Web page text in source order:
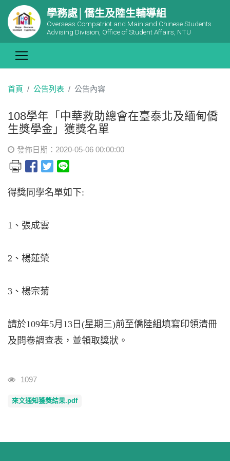
學務處│僑生及陸生輔導組
Overseas Compatriot and Mainland Chinese Students
Advising Division, Office of Student Affairs, NTU
首頁 公告列表 公告內容
108學年「中華救助總會在臺泰北及緬甸僑
生獎學金」獲獎名單
發佈日期：2020-05-06 00:00:00
得獎同學名單如下:
1、張成雲
2、楊蓮榮
3、楊宗菊
請於109年5月13日(星期三)前至僑陸組填寫印領清冊
及問卷調查表，並領取獎狀。
瀏覽人次
1097
來文通知獲獎結果.pdf